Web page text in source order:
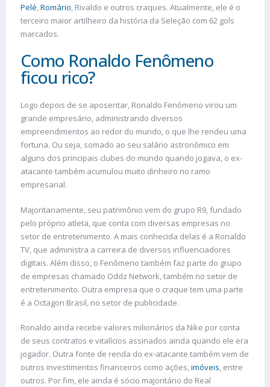
Pelé,Romário, Rivaldo e outros craques. Atualmente, ele é o
terceiro maior artilheiro da história da Seleção com 62 gols
marcados.
Como Ronaldo Fenômeno
ficou rico?
Logo depois de se aposentar, Ronaldo Fenômeno virou um
grande empresário, administrando diversos
empreendimentos ao redor do mundo, o que lhe rendeu uma
fortuna. Ou seja, somado ao seu salário astronômico em
alguns dos principais clubes do mundo quando jogava, o ex-
atacante também acumulou muito dinheiro no ramo
empresarial.
Majoritariamente, seu patrimônio vem do grupo R9, fundado
pelo próprio atleta, que conta com diversas empresas no
setor de entretenimento. A mais conhecida delas é a Ronaldo
TV, que administra a carreira de diversos influenciadores
digitais. Além disso, o Fenômeno também faz parte do grupo
de empresas chamado Oddz Network, também no setor de
entretenimento. Outra empresa que o craque tem uma parte
é a Octagon Brasil, no setor de publicidade.
Ronaldo ainda recebe valores milionários da Nike por conta
de seus contratos e vitalícios assinados ainda quando ele era
jogador. Outra fonte de renda do ex-atacante também vem de
outros investimentos financeiros como ações,imóveis, entre
outros. Por fim, ele ainda é sócio majoritário do Real